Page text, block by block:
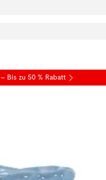
– Bis zu 50 % Rabatt